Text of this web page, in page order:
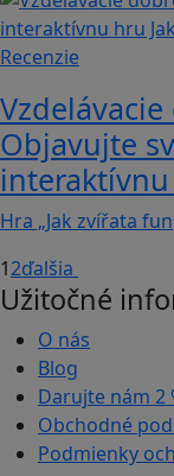
Recenzie
Objavujte
Hra „Jak zvířata
12ďalšia
Užitočné
O nás
Blog
Darujte nám 2
Obchodné
Podmienky